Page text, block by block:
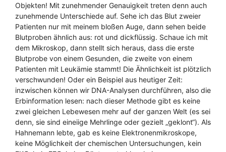
Objekten! Mit zunehmender Genauigkeit treten denn auch
zunehmende Unterschiede auf. Sehe ich das Blut zweier
Patienten nur mit meinem bloßen Auge, dann sehen beide
Blutproben ähnlich aus: rot und dickflüssig. Schaue ich mit
dem Mikroskop, dann stellt sich heraus, dass die erste
Blutprobe von einem Gesunden, die zweite von einem
Patienten mit Leukämie stammt! Die Ähnlichkeit ist plötzlich
verschwunden! Oder ein Beispiel aus heutiger Zeit:
inzwischen können wir DNA-Analysen durchführen, also die
Erbinformation lesen: nach dieser Methode gibt es keine
zwei gleichen Lebewesen mehr auf der ganzen Welt (es sei
denn, sie sind eineiige Mehrlinge oder gezielt „geklont“). Als
Hahnemann lebte, gab es keine Elektronenmikroskope,
keine Möglichkeit der chemischen Untersuchungen, kein